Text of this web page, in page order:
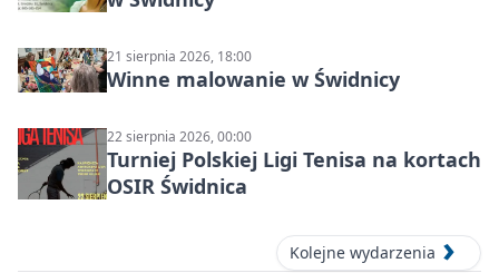
21 sierpnia 2026, 18:00
Winne malowanie w Świdnicy
22 sierpnia 2026, 00:00
Turniej Polskiej Ligi Tenisa na kortach
OSIR Świdnica
Kolejne wydarzenia